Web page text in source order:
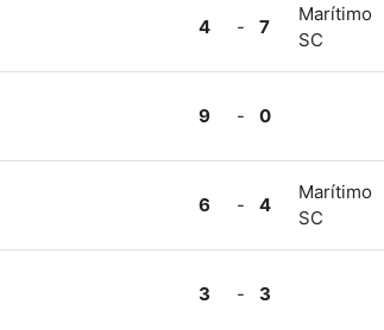
4 - 7
Marítimo
SC
9 - 0
6 - 4
Marítimo
SC
3 - 3